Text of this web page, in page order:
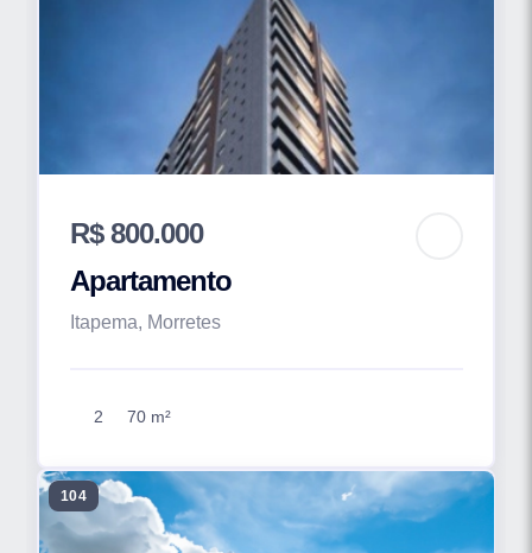
R$ 800.000
Apartamento
Itapema, Morretes
2 70 m²
104